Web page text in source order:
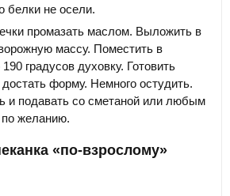
белки не осели.
промазать маслом. Выложить в
массу. Поместить в
градусов духовку. Готовить
форму. Немного остудить.
и подавать со сметаной или любым
желанию.
«по-взрослому»